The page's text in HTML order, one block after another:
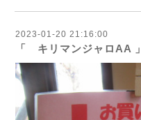
2023-01-20 21:16:00
「 キリマンジャロAA 」